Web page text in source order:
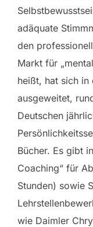
adäquate
den
Markt für
heißt, hat sich in
ausgeweitet,
Deutschen
Bücher. Es gibt
Coaching“ für
Stunden) sowie
wie Daimler